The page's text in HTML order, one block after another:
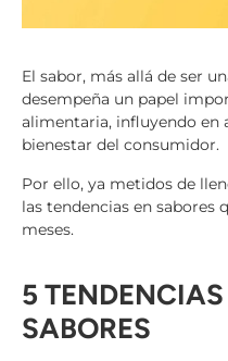
El sabor, más allá de ser
desempeña un papel
alimentaria, influyendo en
bienestar del consumidor.
Por ello, ya metidos de
las tendencias en sabores
meses.
5
SABORES